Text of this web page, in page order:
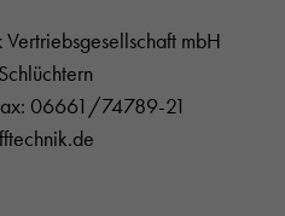
Vertriebsgesellschaft mbH
06661/74789-21